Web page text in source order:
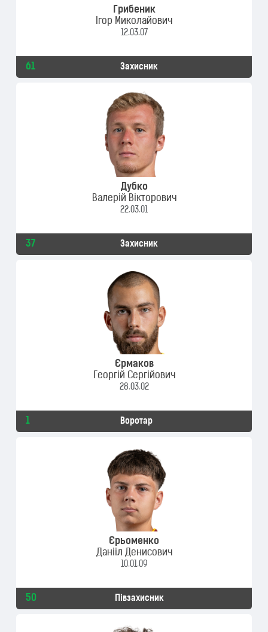
Грибеник
Ігор Миколайович
12.03.07
61 Захисник
Дубко
Валерій Вікторович
22.03.01
37 Захисник
Єрмаков
Георгій Сергійович
28.03.02
1 Воротар
Єрьоменко
Данііл Денисович
10.01.09
50 Півзахисник